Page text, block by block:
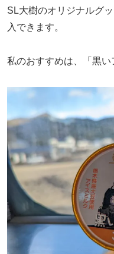
SL大樹のオリジナルグ
入できます。
私のおすすめは、「黒い